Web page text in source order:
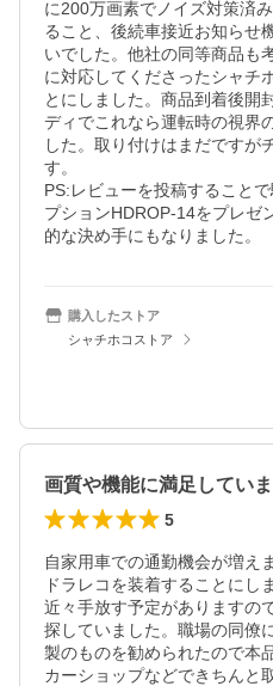
に200万画素でノイズ対策済
ること、後続車接近お知らせ
いでした。他社の同等商品も
に対応してくださったシャチ
とにしました。商品到着後開
ディでこれなら運転時の視界
した。取り付けはまだですが
す。
PS:レビューを投稿すること
プションHDROP-14をプレゼ
的な決め手にもなりました。
購入したストア
シャチホコストア
画質や機能に満足してい
5
自家用車での通勤機会が増え
ドラレコを装着することにし
近々手放す予定がありますの
探していました。職場の同僚
製のものを勧められたので本
カーショップなどできちんと